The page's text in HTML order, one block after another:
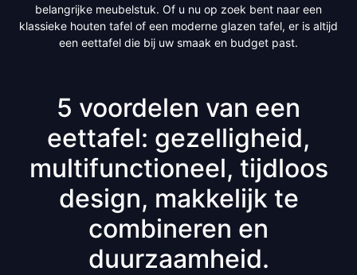
belangrijke meubelstuk. Of u nu op zoek bent naar een
klassieke houten tafel of een moderne glazen tafel, er is altijd
een eettafel die bij uw smaak en budget past.
5 voordelen van een
eettafel: gezelligheid,
multifunctioneel, tijdloos
design, makkelijk te
combineren en
duurzaamheid.